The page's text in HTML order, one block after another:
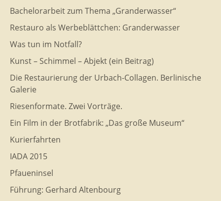
Bachelorarbeit zum Thema „Granderwasser“
Restauro als Werbeblättchen: Granderwasser
Was tun im Notfall?
Kunst – Schimmel – Abjekt (ein Beitrag)
Die Restaurierung der Urbach-Collagen. Berlinische
Galerie
Riesenformate. Zwei Vorträge.
Ein Film in der Brotfabrik: „Das große Museum“
Kurierfahrten
IADA 2015
Pfaueninsel
Führung: Gerhard Altenbourg